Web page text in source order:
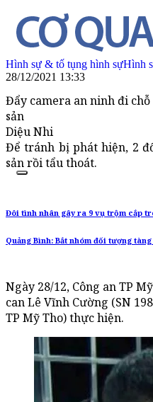
Hình sự & tố tụng hình sựHình
28/12/2021 13:33
Đẩy camera an ninh đi
sản
Diệu Nhi
Để tránh bị phát hiện, 2
sản rồi tẩu thoát.
Đôi tình nhân gây ra 9 vụ trộm cắp
Quảng Bình: Bắt nhóm đối tượng
Ngày 28/12, Công an TP
can Lê Vĩnh Cường (SN
TP Mỹ Tho) thực hiện.